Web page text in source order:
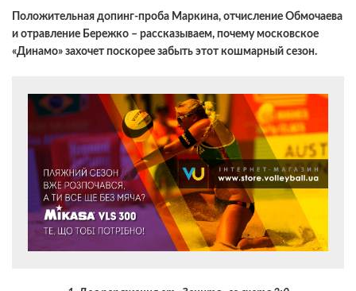
Положительная допинг-проба Маркина, отчисление Обмочаева
и отравление Бережко – рассказываем, почему московское
«Динамо» захочет поскорее забыть этот кошмарный сезон.